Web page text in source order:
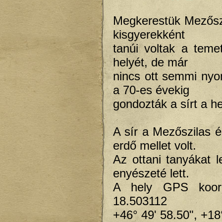
Megkerestük
kisgyerekként
tanúi voltak a
helyét, de már
nincs ott semmi
a 70-es évekig
gondozták a sírt a
A sír a Mezőszilas
erdő mellet volt.
Az ottani tanyákat
enyészeté lett.
A hely GPS
18.503112
+46° 49' 58.50",